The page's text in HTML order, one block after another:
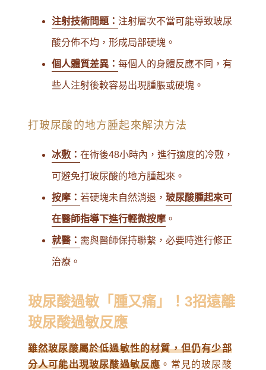
注射技術問題： 注射層次不當可能導致玻尿
酸分佈不均，形成局部硬塊。
個人體質差異： 每個人的身體反應不同，有
些人注射後較容易出現腫脹或硬塊。
打玻尿酸的地方腫起來解決方法
冰敷： 在術後48小時內，進行適度的冷敷，
可避免打玻尿酸的地方腫起來。
按摩： 若硬塊未自然消退， 玻尿酸腫起來可
在醫師指導下進行輕微按摩。
就醫： 需與醫師保持聯繫，必要時進行修正
治療。
玻尿酸過敏「腫又痛」！3招遠離
玻尿酸過敏反應
雖然玻尿酸屬於低過敏性的材質，但仍有少部
分人可能出現玻尿酸過敏反應 。常見的玻尿酸